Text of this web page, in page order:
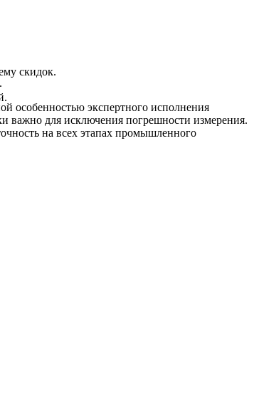
.
особенностью экспертного исполнения
важно для исключения погрешности измерения.
на всех этапах промышленного
скидок.